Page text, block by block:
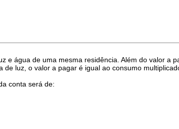
e água de uma mesma residência. Além do valor a
de luz, o valor a pagar é igual ao consumo
conta será de: